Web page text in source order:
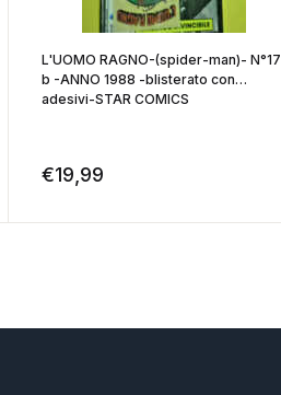
L'UOMO RAGNO-(spider-man)- N°17
b -ANNO 1988 -blisterato con
adesivi-STAR COMICS
€19,99